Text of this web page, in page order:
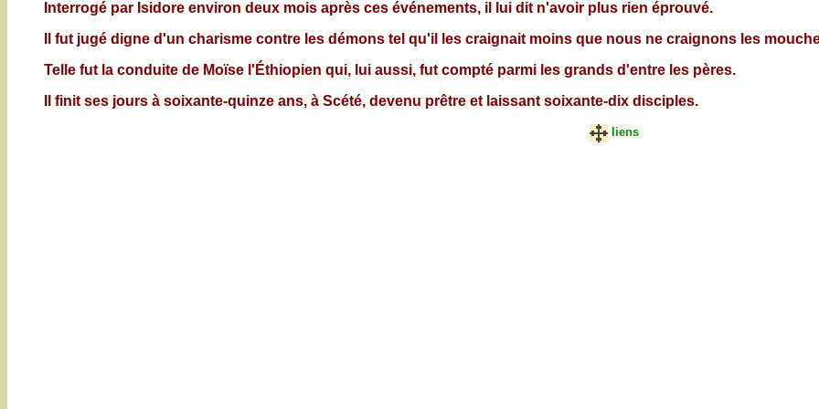
Interrogé par Isidore environ deux mois après ces événements, il lui dit n'avoir plus rien éprouvé.
Il fut jugé digne d'un charisme contre les démons tel qu'il les craignait moins que nous ne craignons les
Telle fut la conduite de Moïse l'Éthiopien qui, lui aussi, fut compté parmi les grands d'entre les pères.
Il finit ses jours à soixante-quinze ans, à Scété, devenu prêtre et laissant soixante-dix disciples.
liens